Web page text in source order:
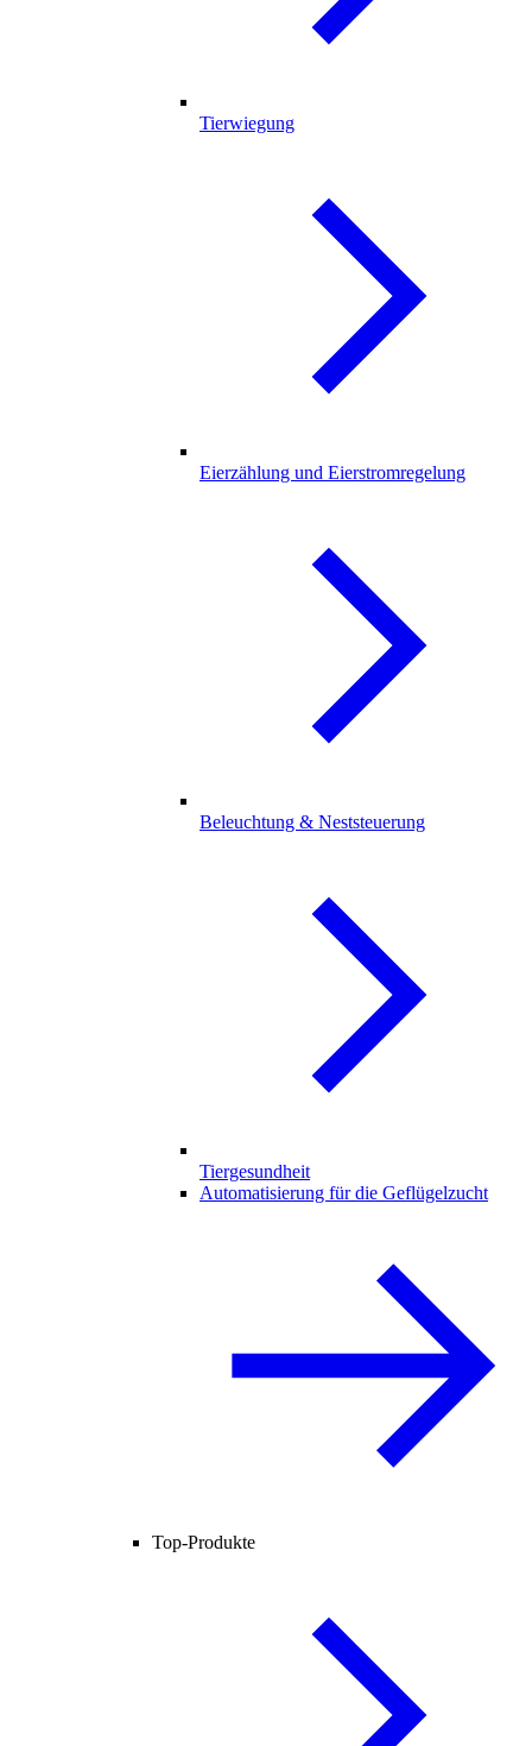
Tierwiegung
Eierzählung und Eierstromregelung
Beleuchtung & Neststeuerung
Tiergesundheit
Automatisierung für die Geflügelzucht
Top-Produkte